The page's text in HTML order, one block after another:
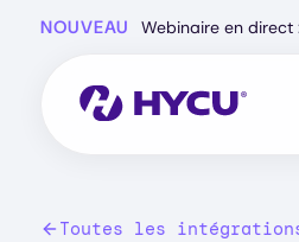
NOUVEAU Webinaire en direct
Toutes les